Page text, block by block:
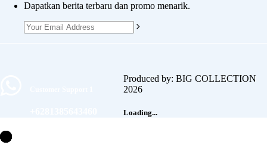
Dapatkan berita terbaru dan promo menarik.
Produced by: BIG COLLECTION
2026
Loading...